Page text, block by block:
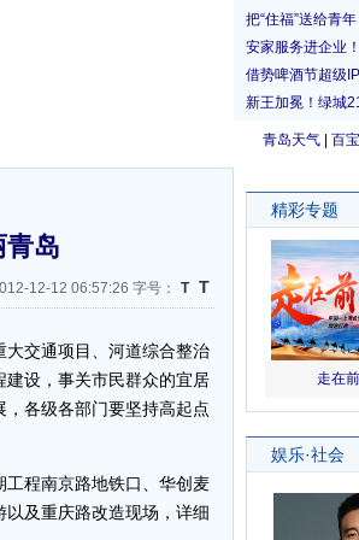
青岛天气 百
岛
12-12 06:57:26 字号： T T
交通项目、河道综合整治
设，事关市民群众的宜居
各级各部门要坚持高起点
程南京路地铁口、华创麦
及重庆路改造现场，详细